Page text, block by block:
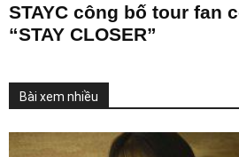
STAYC công bố tour fan
“STAY CLOSER”
Bài xem nhiều